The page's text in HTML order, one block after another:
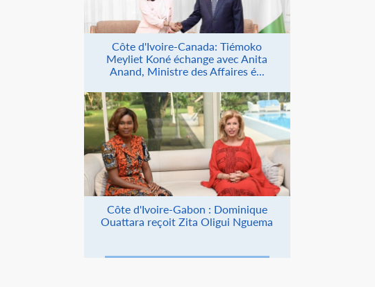
Côte d'Ivoire-Canada: Tiémoko
Meyliet Koné échange avec Anita
Anand, Ministre des Affaires é...
Côte d'Ivoire-Gabon : Dominique
Ouattara reçoit Zita Oligui Nguema